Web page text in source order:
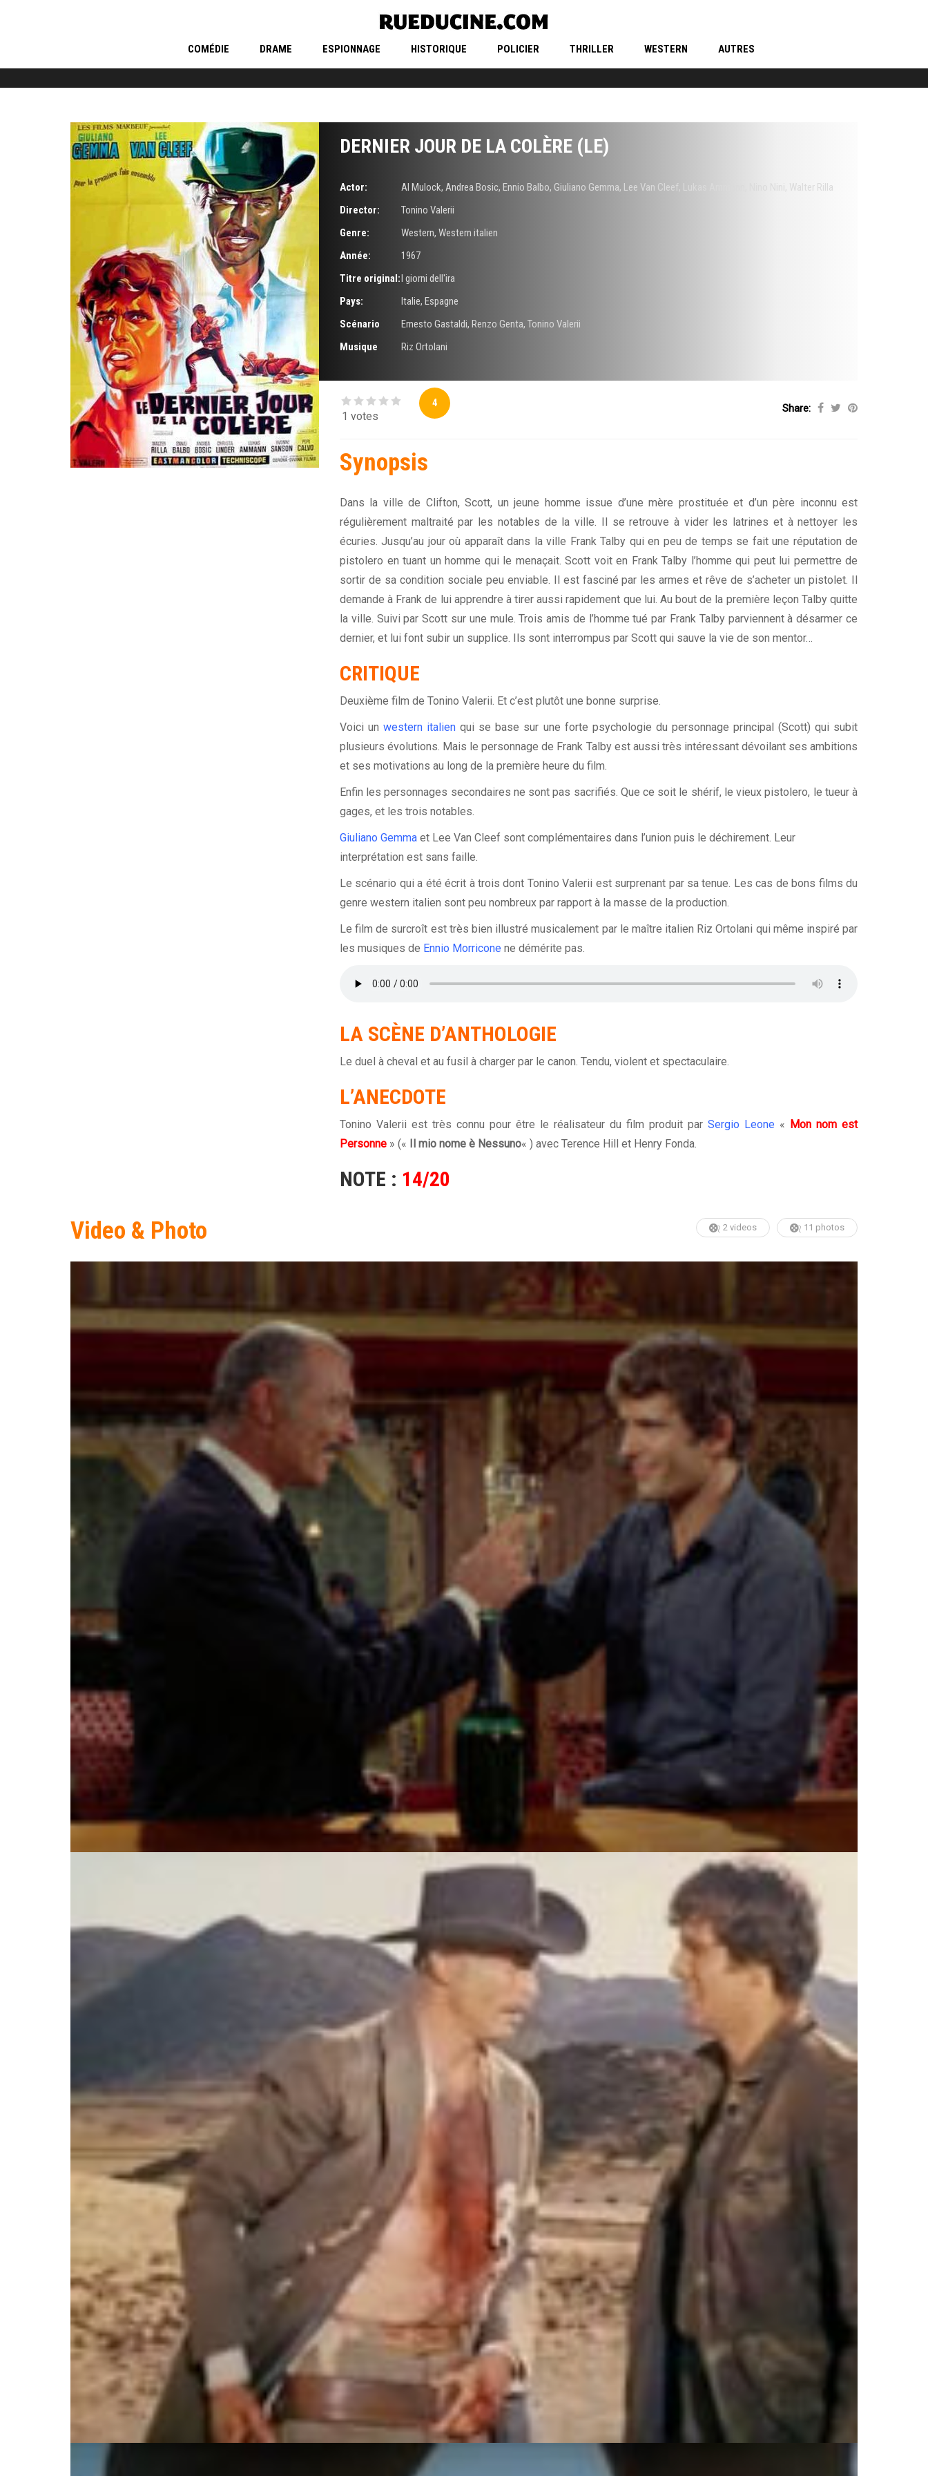
COMÉDIE DRAME ESPIONNAGE HISTORIQUE POLICIER THRILLER WESTERN AUTRES
DERNIER JOUR DE LA COLÈRE (LE)
Actor: Al Mulock, Andrea Bosic, Ennio Balbo, Giuliano Gemma, Lee Van Cleef,
Walter Rilla
Director:
Tonino Valerii
Genre:
Western, Western italien
Année:
1967
Titre original:I giorni dell'ira
Pays:
Italie, Espagne
Scénario
Ernesto Gastaldi, Renzo Genta, Tonino Valerii
Musique
Riz Ortolani
1 votes
4 Share:
Synopsis
Dans la ville de Clifton, Scott, un jeune homme issue d’une mère prostituée et d’un père inconnu est
régulièrement maltraité par les notables de la ville. Il se retrouve à vider les latrines et à nettoyer les
écuries. Jusqu’au jour où apparaît dans la ville Frank Talby qui en peu de temps se fait une réputation de
pistolero en tuant un homme qui le menaçait. Scott voit en Frank Talby l’homme qui peut lui permettre de
sortir de sa condition sociale peu enviable. Il est fasciné par les armes et rêve de s’acheter un pistolet. Il
demande à Frank de lui apprendre à tirer aussi rapidement que lui. Au bout de la première leçon Talby quitte
la ville. Suivi par Scott sur une mule. Trois amis de l’homme tué par Frank Talby parviennent à désarmer ce
dernier, et lui font subir un supplice. Ils sont interrompus par Scott qui sauve la vie de son mentor…
CRITIQUE
Deuxième film de Tonino Valerii. Et c’est plutôt une bonne surprise.
Voici unwestern italien qui se base sur une forte psychologie du personnage principal (Scott) qui subit
plusieurs évolutions. Mais le personnage de Frank Talby est aussi très intéressant dévoilant ses ambitions
et ses motivations au long de la première heure du film.
Enfin les personnages secondaires ne sont pas sacrifiés. Que ce soit le shérif, le vieux pistolero, le tueur à
gages, et les trois notables.
Giuliano Gemma et Lee Van Cleef sont complémentaires dans l’union puis le déchirement. Leur
interprétation est sans faille.
Le scénario qui a été écrit à trois dont Tonino Valerii est surprenant par sa tenue. Les cas de bons films du
genre western italien sont peu nombreux par rapport à la masse de la production.
Le film de surcroît est très bien illustré musicalement par le maître italien Riz Ortolani qui même inspiré par
les musiques de Ennio Morricone ne démérite pas.
LA SCÈNE D’ANTHOLOGIE
Le duel à cheval et au fusil à charger par le canon. Tendu, violent et spectaculaire.
L’ANECDOTE
Tonino Valerii est très connu pour être le réalisateur du film produit par Sergio Leone « Mon nom est
Personne » (« Il mio nome è Nessuno« ) avec Terence Hill et Henry Fonda.
NOTE : 14/20
Video & Photo 2 videos 11 photos